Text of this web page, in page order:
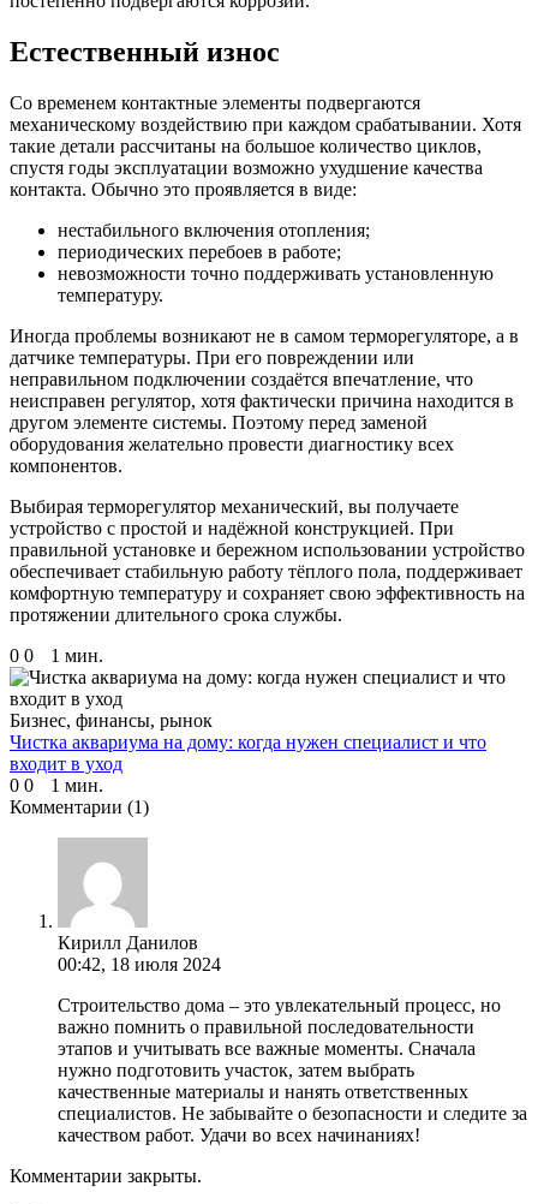
Естественный износ
Со временем контактные элементы подвергаются
механическому воздействию при каждом срабатывании. Хотя
такие детали рассчитаны на большое количество циклов,
спустя годы эксплуатации возможно ухудшение качества
контакта. Обычно это проявляется в виде:
нестабильного включения отопления;
периодических перебоев в работе;
невозможности точно поддерживать установленную
температуру.
Иногда проблемы возникают не в самом терморегуляторе, а в
датчике температуры. При его повреждении или
неправильном подключении создаётся впечатление, что
неисправен регулятор, хотя фактически причина находится в
другом элементе системы. Поэтому перед заменой
оборудования желательно провести диагностику всех
компонентов.
Выбирая терморегулятор механический, вы получаете
устройство с простой и надёжной конструкцией. При
правильной установке и бережном использовании устройство
обеспечивает стабильную работу тёплого пола, поддерживает
комфортную температуру и сохраняет свою эффективность на
протяжении длительного срока службы.
0 0 1 мин.
Бизнес, финансы, рынок
Чистка аквариума на дому: когда нужен специалист и что
входит в уход
0 0
1 мин.
Комментарии (1)
Кирилл Данилов
00:42, 18 июля 2024
Строительство дома – это увлекательный процесс, но
важно помнить о правильной последовательности
этапов и учитывать все важные моменты. Сначала
нужно подготовить участок, затем выбрать
качественные материалы и нанять ответственных
специалистов. Не забывайте о безопасности и следите за
качеством работ. Удачи во всех начинаниях!
Комментарии закрыты.